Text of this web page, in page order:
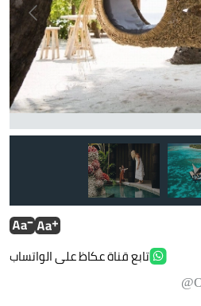
تابع قناة عكاظ على الواتساب